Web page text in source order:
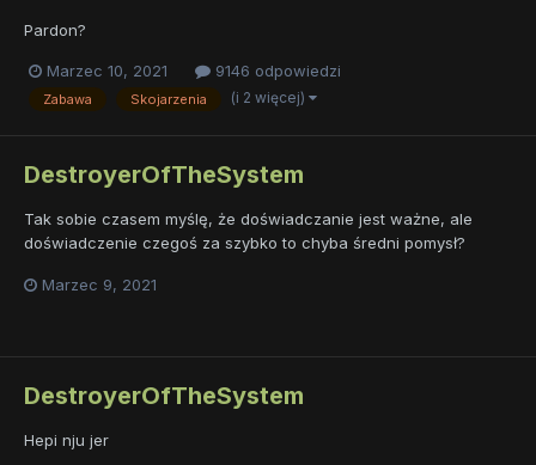
Pardon?
Marzec 10, 2021 9146 odpowiedzi
Zabawa Skojarzenia (i 2 więcej)
DestroyerOfTheSystem
Tak sobie czasem myślę, że doświadczanie jest ważne, ale
doświadczenie czegoś za szybko to chyba średni pomysł?
Marzec 9, 2021
DestroyerOfTheSystem
Hepi nju jer